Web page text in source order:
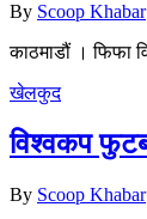
By Scoop Khabar
काठमाडौं । फिफा
खेलकुद
विश्वकप
By Scoop Khabar